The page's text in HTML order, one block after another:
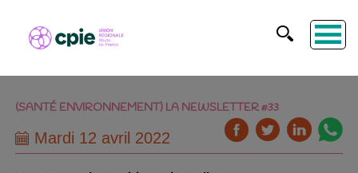
(SANTÉ ENVIRONNEMENT) LA NEWSLETTER #33
Mardi 12 avril 2022